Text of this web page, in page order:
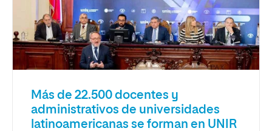
Más de 22.500 docentes y
administrativos de universidades
latinoamericanas se forman en UNIR